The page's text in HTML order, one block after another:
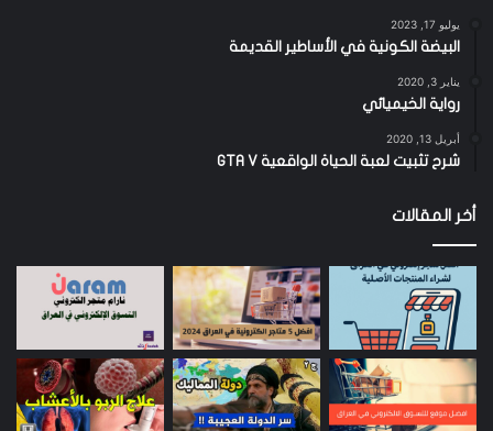
يمكنكم دعم الموقع عن طريق الاشتراك في صفحة الفيس بوك
Facebook
للتواصل والاستفسار والدعم التواصل على البريد التالي :
ghadak.site@gmail.com
تقييم المستخدمون:4.05
(
4 أصوات)
يوليو 17, 2023
البيضة الكونية في الأساطير القديمة
يناير 3, 2020
رواية الخيميائي
أبريل 13, 2020
شرح تثبيت لعبة الحياة الواقعية GTA V
أخر المقالات